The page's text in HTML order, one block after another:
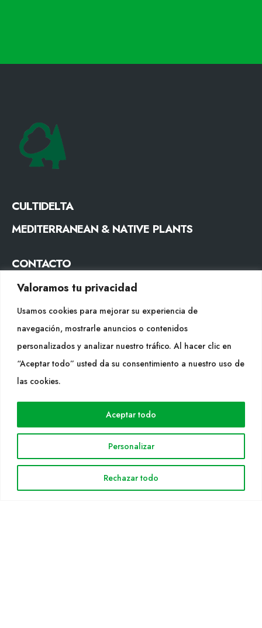
Valoramos tu privacidad
Usamos cookies para mejorar su experiencia de
navegación, mostrarle anuncios o contenidos
personalizados y analizar nuestro tráfico. Al hacer clic en
“Aceptar todo” usted da su consentimiento a nuestro uso de
las cookies.
Personalizar
Rechazar todo
Aceptar todo
CULTIDELTA
MEDITERRANEAN & NATIVE PLANTS
CONTACTO
Tel. +34 977053013
SÍGUENOS
WEB
Cultidelta
Solicitud Catálogo